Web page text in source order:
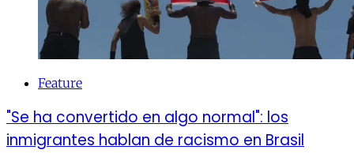
Feature
"Se ha convertido en algo normal": los
inmigrantes hablan de racismo en Brasil